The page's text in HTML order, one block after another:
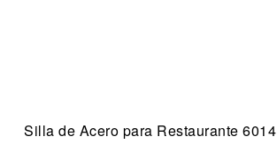
Silla de Acero para Restaurante 6014